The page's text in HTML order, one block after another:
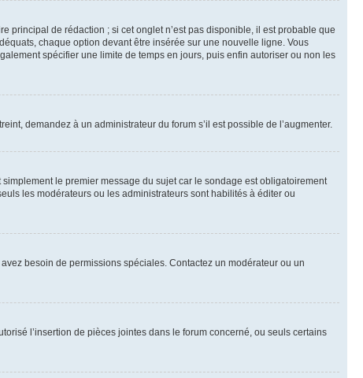
principal de rédaction ; si cet onglet n’est pas disponible, il est probable que
chaque option devant être insérée sur une nouvelle ligne. Vous
spécifier une limite de temps en jours, puis enfin autoriser ou non les
demandez à un administrateur du forum s’il est possible de l’augmenter.
le premier message du sujet car le sondage est obligatoirement
les modérateurs ou les administrateurs sont habilités à éditer ou
besoin de permissions spéciales. Contactez un modérateur ou un
l’insertion de pièces jointes dans le forum concerné, ou seuls certains